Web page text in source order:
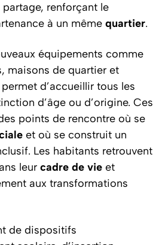
partage, renforçant le
à un même quartier.
équipements comme
maisons de quartier et
d’accueillir tous les
d’âge ou d’origine. Ces
points de rencontre où se
et où se construit un
Les habitants retrouvent
leur cadre de vie et
aux transformations
de dispositifs